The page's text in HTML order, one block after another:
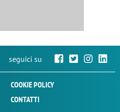
seguici su
COOKIE POLICY
CONTATTI